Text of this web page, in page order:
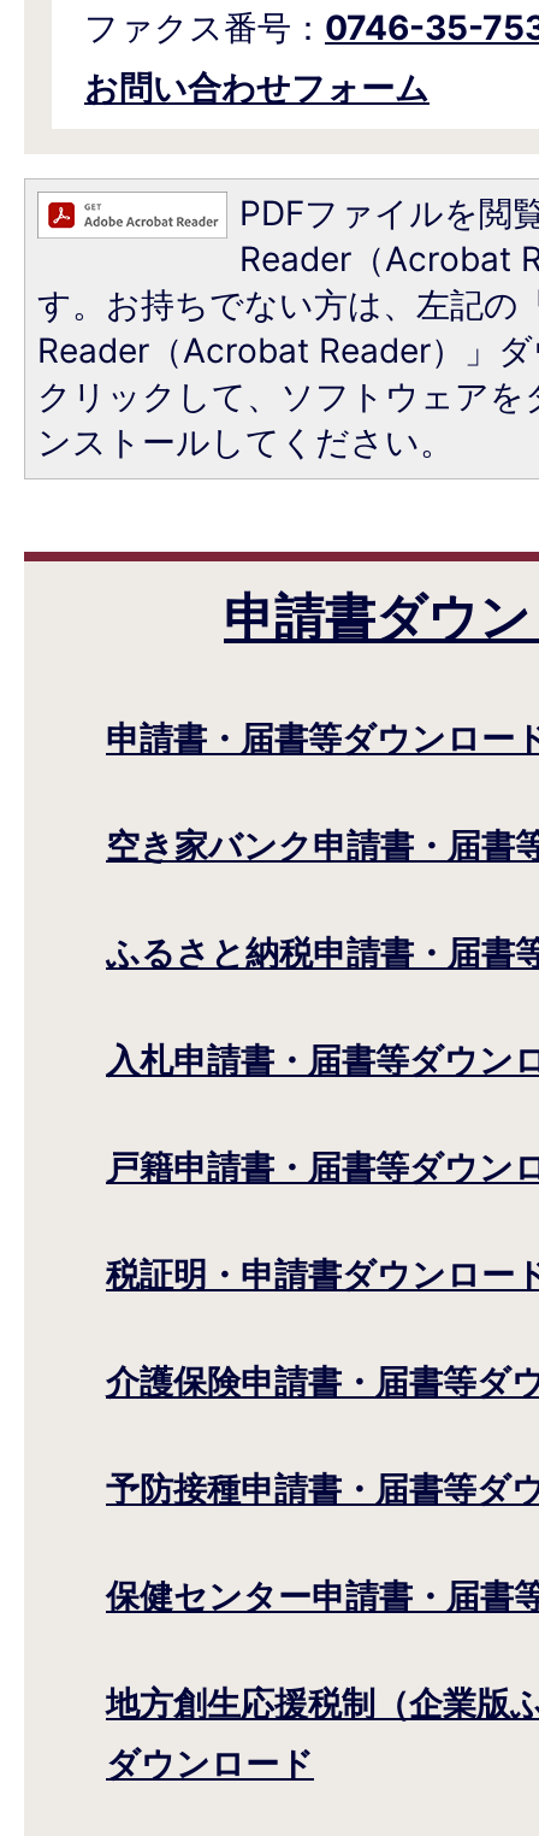
ファクス番号： 0746-35-
お問い合わせフォーム
PDFファイルを閲
Reader（Acrobat
す。お持ちでない方は、左記の
Reader（Acrobat Reader）」
クリックして、ソフトウェア
ンストールしてください。
申請書ダウ
申請書・届書等ダウンロー
空き家バンク申請書・届書
ふるさと納税申請書・届書
入札申請書・届書等ダウン
戸籍申請書・届書等ダウン
税証明・申請書ダウンロー
介護保険申請書・届書等ダ
予防接種申請書・届書等ダ
保健センター申請書・届書
地方創生応援税制（企業版
ダウンロード